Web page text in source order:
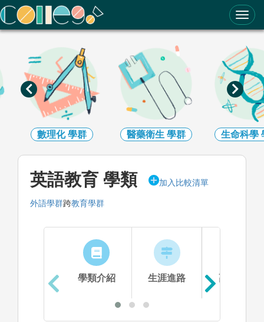
ColleGo! 大學選才與高中育才輔助系統
數理化學群 醫藥衛生 學群 生命科學
英語教育 學類 加入比較清單
外語學群跨教育學群
學類介紹 生涯進路 高中準備